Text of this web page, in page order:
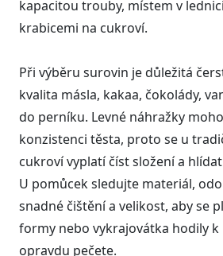
kapacitou trouby, místem v
krabicemi na cukroví.
Při výběru surovin je důležitá
kvalita másla, kakaa, čokolády,
do perníku. Levné náhražky
konzistenci těsta, proto se u
cukroví vyplatí číst složení a
U pomůcek sledujte materiál,
snadné čištění a velikost, aby se
formy nebo vykrajovátka hodily
opravdu pečete.